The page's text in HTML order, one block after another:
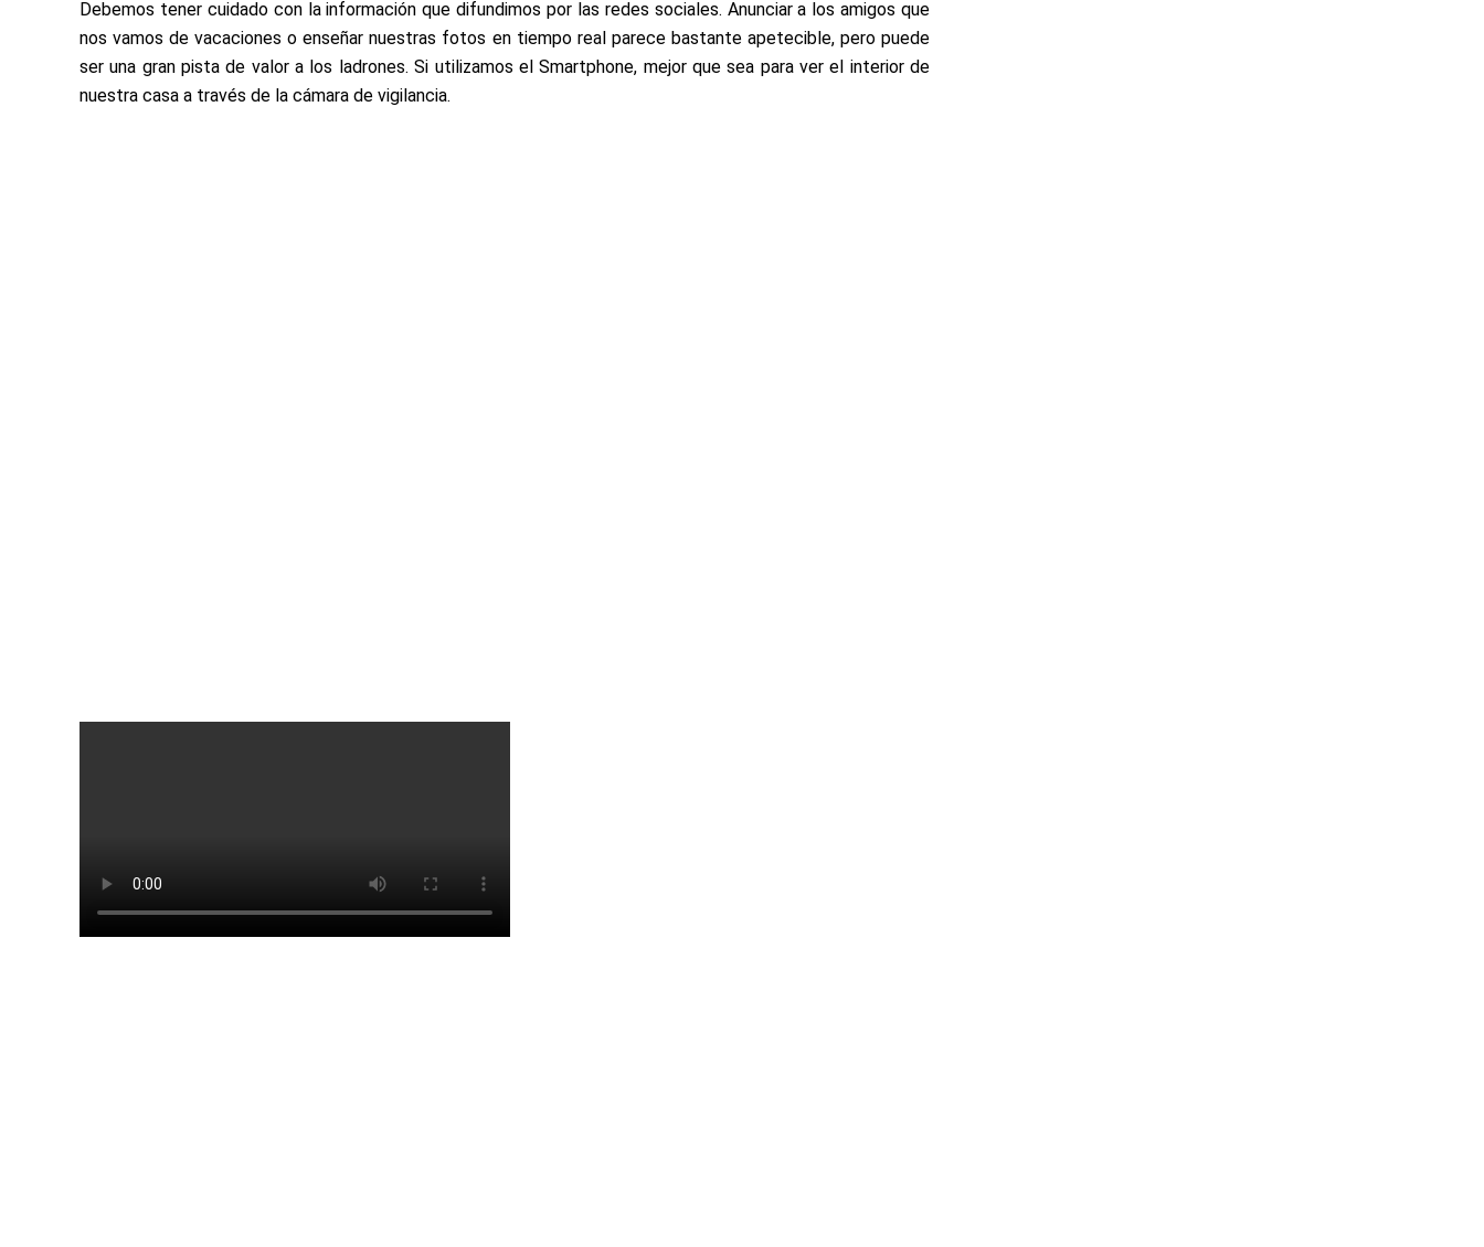
Debemos tener cuidado con la información que difundimos por las redes sociales. Anunciar a los amigos que
nos vamos de vacaciones o enseñar nuestras fotos en tiempo real parece bastante apetecible, pero puede
ser una gran pista de valor a los ladrones. Si utilizamos el Smartphone, mejor que sea para ver el interior de
nuestra casa a través de la cámara de vigilancia.